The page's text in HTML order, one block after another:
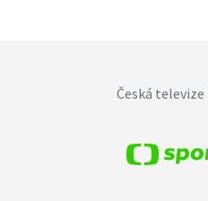
Česká